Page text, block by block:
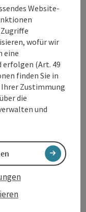
Website-
wofür wir
eine
(Art. 49
finden Sie in
Ihrer Zustimmung
die
und